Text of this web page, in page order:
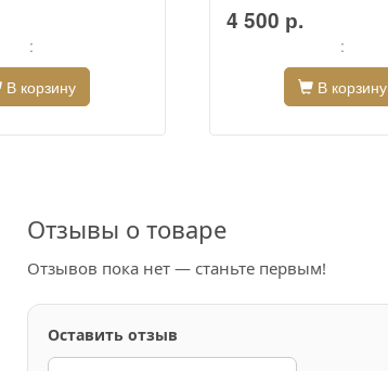
:
В корзину
4 500 р.
:
В корзину
Отзывы о товаре
Отзывов пока нет — станьте первым!
Оставить отзыв